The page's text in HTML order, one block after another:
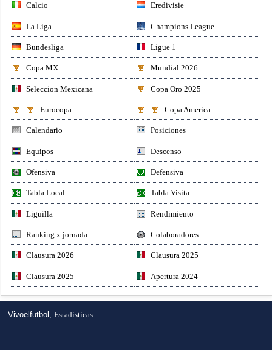
Calcio Eredivisie
La Liga Champions League
Bundesliga Ligue 1
Copa MX Mundial 2026
Seleccion Mexicana Copa Oro 2025
Eurocopa Copa America
Calendario Posiciones
Equipos Descenso
Ofensiva Defensiva
Tabla Local Tabla Visita
Liguilla Rendimiento
Ranking x jornada Colaboradores
Clausura 2026 Clausura 2025
Clausura 2025 Apertura 2024
Vivoelfutbol,Estadisticas